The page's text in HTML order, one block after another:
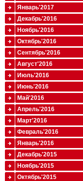
Январь'2017
Декабрь'2016
Ноябрь'2016
Октябрь'2016
Сентябрь'2016
Август'2016
Июль'2016
Июнь'2016
Май'2016
Апрель'2016
Март'2016
Февраль'2016
Январь'2016
Декабрь'2015
Ноябрь'2015
Октябрь'2015